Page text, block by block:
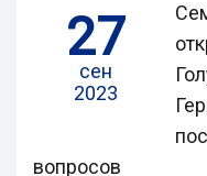
27
сен
2023
вопросов